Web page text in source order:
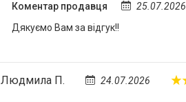
Коментар продавця
25.07.2026
Дякуємо Вам за відгук!!
Людмила П. 24.07.2026